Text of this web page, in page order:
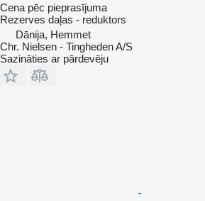
Cena pēc pieprasījuma
Rezerves daļas - reduktors
Dānija, Hemmet
Chr. Nielsen - Tingheden A/S
Sazināties ar pārdevēju